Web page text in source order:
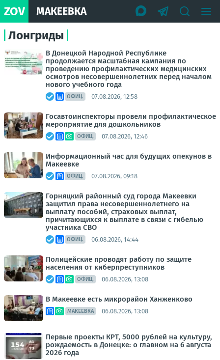
ZOV МАКЕЕВКА
Лонгриды
В Донецкой Народной Республике
продолжается масштабная кампания по
проведению профилактических медицинских
осмотров несовершеннолетних перед началом
нового учебного года
ОФИЦ. 07.08.2026, 12:58
Госавтоинспекторы провели профилактическое
мероприятие для дошкольников
ОФИЦ. 07.08.2026, 12:46
Информационный час для будущих опекунов в
Макеевке
ОФИЦ. 07.08.2026, 09:18
Горняцкий районный суд города Макеевки
защитил права несовершеннолетнего на
выплату пособий, страховых выплат,
причитающихся к выплате в связи с гибелью
участника СВО
ОФИЦ. 06.08.2026, 14:44
Полицейские проводят работу по защите
населения от киберпреступников
ОФИЦ. 06.08.2026, 13:08
В Макеевке есть микрорайон Ханженково
МАКЕЕВКА 06.08.2026, 13:08
Первые проекты КРТ, 5000 рублей на культуру,
рождаемость в Донецке: о главном на 6 августа
2026 года